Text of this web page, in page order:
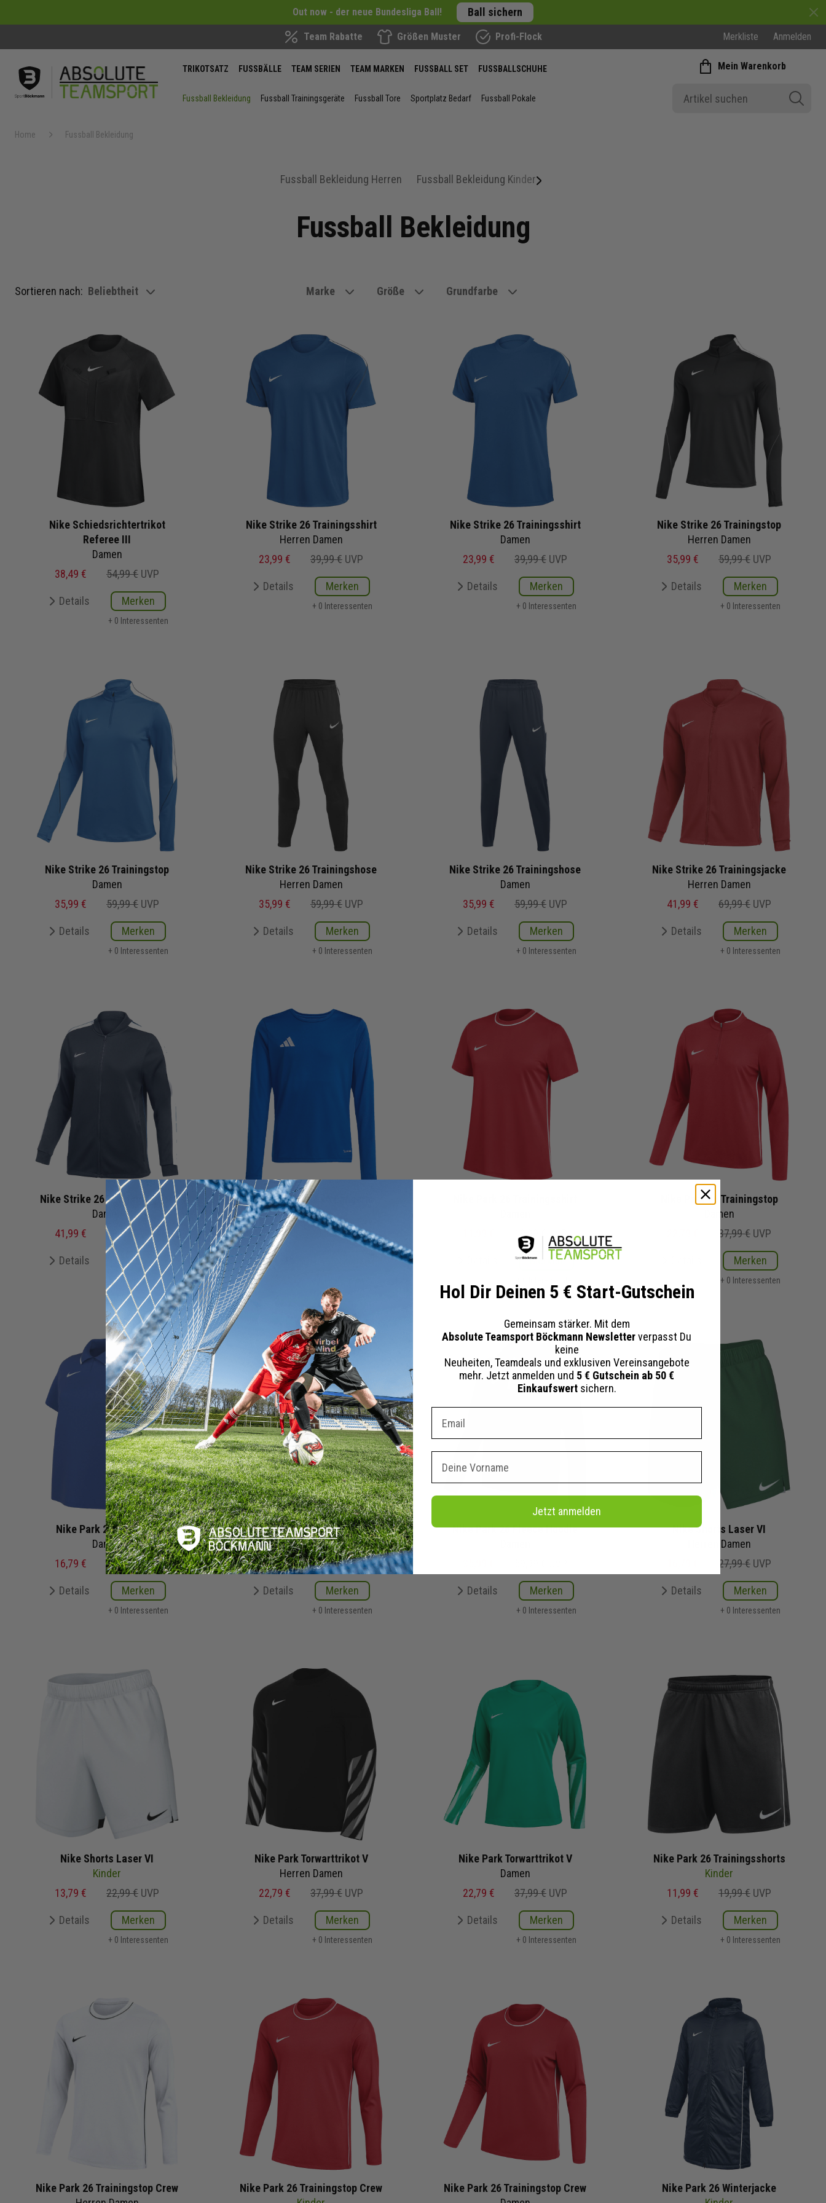
Out now - der neue Bundesliga Ball! Ball sichern
Team Rabatte Größen Muster Profi-Flock Merkliste Anmelden
TRIKOTSATZ FUSSBÄLLE TEAM SERIEN TEAM MARKEN FUSSBALL SET FUSSBALLSCHUHE
Fussball Bekleidung Fussball Trainingsgeräte Fussball Tore Sportplatz Bedarf Fussball Pokale
Mein Warenkorb
Home Fussball Bekleidung
Fussball Bekleidung Herren Fussball Bekleidung Kinder
Fussball Bekleidung
Sortieren nach: show filteroptions
Beliebtheit Marke Größe Grundfarbe
Nike Schiedsrichtertrikot
Referee III
Damen
38,49 €
54,99 € UVP
Details Merken
+ 0 Interessenten
Nike Strike 26 Trainingsshirt
Herren Damen
23,99 €
39,99 € UVP
Details Merken
+ 0 Interessenten
Nike Strike 26 Trainingsshirt
Damen
23,99 €
39,99 € UVP
Details Merken
+ 0 Interessenten
Nike Strike 26 Trainingstop
Herren Damen
35,99 €
59,99 € UVP
Details Merken
+ 0 Interessenten
Nike Strike 26 Trainingstop
Damen
35,99 €
59,99 € UVP
Details Merken
+ 0 Interessenten
Nike Strike 26 Trainingshose
Herren Damen
35,99 €
59,99 € UVP
Details Merken
+ 0 Interessenten
Nike Strike 26 Trainingshose
Damen
35,99 €
59,99 € UVP
Details Merken
+ 0 Interessenten
Nike Strike 26 Trainingsjacke
Herren Damen
41,99 €
69,99 € UVP
Details Merken
+ 0 Interessenten
Nike Strike 26 Trainingsjacke
Damen
41,99 €
69,99 € UVP
Details Merken
+ 0 Interessenten
adidas Entrada 26 Langarm
Kinder
12,00 €
20,00 €UVP
Details
19,99 € UVP
Merken
Nike Park 26 Trainingstop
Damen
37,99 € UVP
Merken
+ 0 Interessenten
Nike Park 26 Poloshirt
Damen
16,79 €
27,99 €UVP
Details Merken
+ 0 Interessenten
Nike Park 26 Trainingshose
Damen
20,99 €
34,99 €UVP
Details Merken
+ 0 Interessenten
Nike Park 26 Fleece Hoodie
Details Merken
+ 0 Interessenten
Nike Shorts Laser VI
Herren Damen
27,99 € UVP
Details Merken
+ 0 Interessenten
Nike Shorts Laser VI
Kinder
13,79 €
22,99 € UVP
Details Merken
+ 0 Interessenten
Nike Park Torwarttrikot V
Herren Damen
22,79 €
37,99 € UVP
Details Merken
+ 0 Interessenten
Nike Park Torwarttrikot V
Damen
22,79 €
37,99 € UVP
Details Merken
+ 0 Interessenten
Nike Park 26 Trainingsshorts
Kinder
11,99 €
19,99 € UVP
Details Merken
+ 0 Interessenten
Nike Park 26 Trainingstop Crew
Nike Park 26 Trainingstop Crew
Nike Park 26 Trainingstop Crew
Nike Park 26 Winterjacke
Hol Dir Deinen 5 € Start-Gutschein
Gemeinsam stärker. Mit dem
Absolute Teamsport Böckmann Newsletterverpasst Du
keine
Neuheiten, Teamdeals und exklusiven Vereinsangebote
mehr. Jetzt anmelden und 5 € Gutschein ab 50 €
Einkaufswertsichern.
Jetzt anmelden